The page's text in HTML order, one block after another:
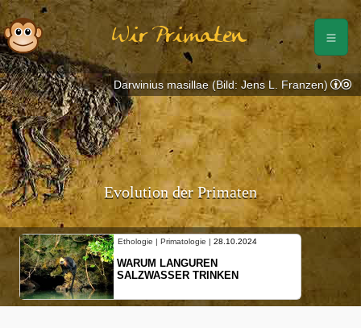
Wir Primaten
Evolution der Primaten
Ethologie | Primatologie | 28.10.2024
WARUM LANGUREN
SALZWASSER TRINKEN
Darwinius masillae (Bild: Jens L. Franzen)